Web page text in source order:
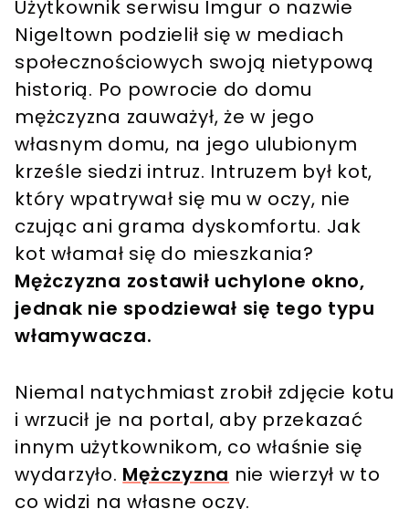
Użytkownik serwisu Imgur o nazwie
Nigeltown podzielił się w mediach
społecznościowych swoją nietypową
historią. Po powrocie do domu
mężczyzna zauważył, że w jego
własnym domu, na jego ulubionym
krześle siedzi intruz. Intruzem był kot,
który wpatrywał się mu w oczy, nie
czując ani grama dyskomfortu. Jak
kot włamał się do mieszkania?
Mężczyzna zostawił uchylone okno,
jednak nie spodziewał się tego typu
włamywacza.
Niemal natychmiast zrobił zdjęcie kotu
i wrzucił je na portal, aby przekazać
innym użytkownikom, co właśnie się
wydarzyło. Mężczyzna nie wierzył w to
co widzi na własne oczy.